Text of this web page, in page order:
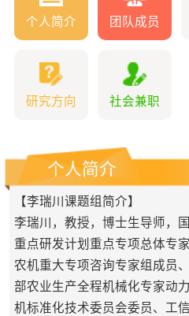
个人简介 团队成员
研究方向 社会兼职
个人简介
【李瑞川课题组简介】
李瑞川，教授，博士生导师，
重点研发计划重点专项总体专
农机重大专项咨询专家组成员
部农业生产全程机械化专家动
机标准化技术委员会委员、工